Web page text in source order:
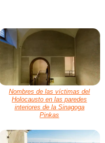
Nombres de las víctimas del
Holocausto en las paredes
interiores de la Sinagoga
Pinkas